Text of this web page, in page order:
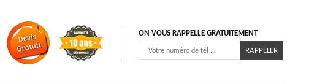
ON VOUS RAPPELLE GRATUITEMENT